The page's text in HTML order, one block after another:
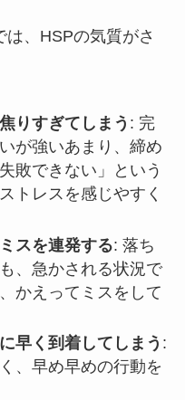
、HSPの気質がさ
りすぎてしまう : 完
が強いあまり、締め
敗できない」という
トレスを感じやすく
スを連発する: 落ち
、急かされる状況で
かえってミスをして
早く到着してしまう :
、早め早めの行動を